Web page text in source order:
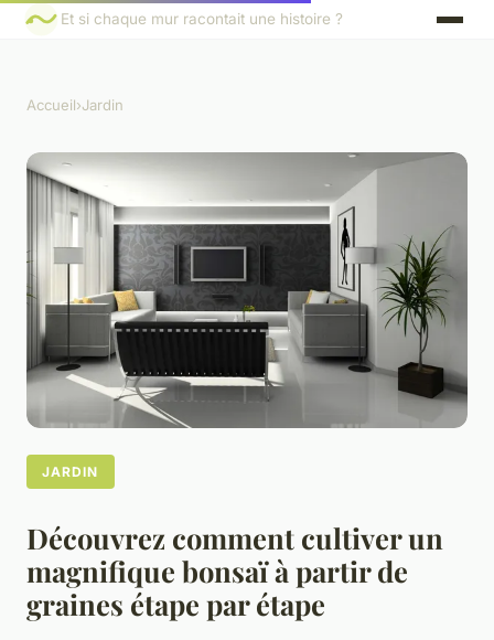
Et si chaque mur racontait une histoire ?
Accueil›Jardin
JARDIN
Découvrez comment cultiver un
magnifique bonsaï à partir de
graines étape par étape